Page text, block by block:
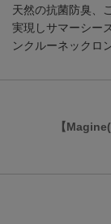
天然の抗菌防臭、
実現しサマーシー
ンクルーネックロ
【